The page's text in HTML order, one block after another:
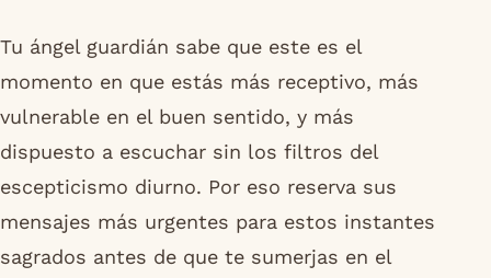
Tu ángel guardián sabe que este es el
momento en que estás más receptivo, más
vulnerable en el buen sentido, y más
dispuesto a escuchar sin los filtros del
escepticismo diurno. Por eso reserva sus
mensajes más urgentes para estos instantes
sagrados antes de que te sumerjas en el